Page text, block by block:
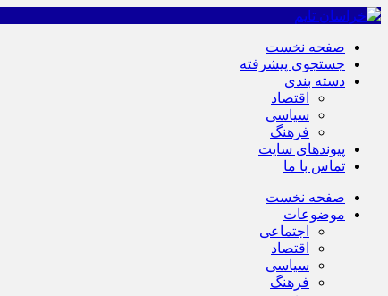
صفحه نخست
جستجوی پیشرفته
دسته بندی
اقتصاد
سیاسی
فرهنگ
پیوندهای سایت
تماس با ما
صفحه نخست
موضوعات
اجتماعی
اقتصاد
سیاسی
فرهنگ